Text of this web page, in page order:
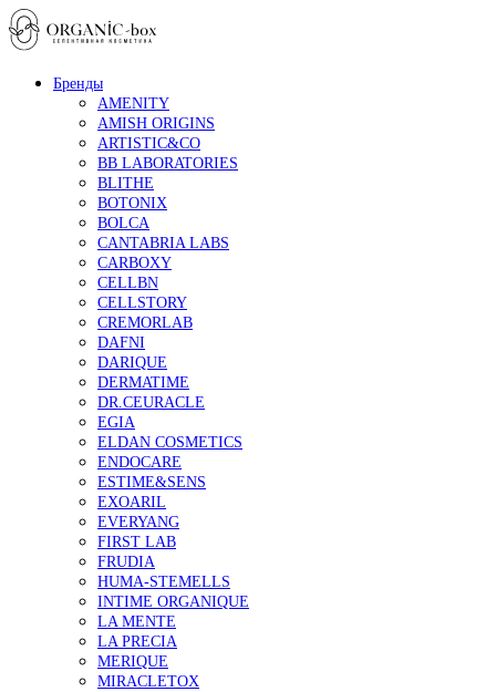
Бренды
AMENITY
AMISH ORIGINS
ARTISTIC&CO
BB LABORATORIES
BLITHE
BOTONIX
BOLCA
CANTABRIA LABS
CARBOXY
CELLBN
CELLSTORY
CREMORLAB
DAFNI
DARIQUE
DERMATIME
DR.CEURACLE
EGIA
ELDAN COSMETICS
ENDOCARE
ESTIME&SENS
EXOARIL
EVERYANG
FIRST LAB
FRUDIA
HUMA-STEMELLS
INTIME ORGANIQUE
LA MENTE
LA PRECIA
MERIQUE
MIRACLETOX